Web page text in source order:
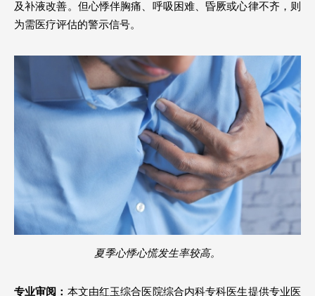
及补液改善。但心悸伴胸痛、呼吸困难、昏厥或心律不齐，则
为需医疗评估的警示信号。
夏季心悸心慌发生率较高。
专业审阅： 本文由红玉综合医院综合内科专科医生提供专业医